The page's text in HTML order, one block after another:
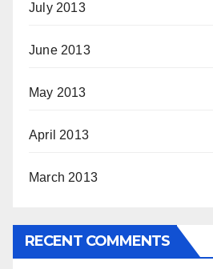
July 2013
June 2013
May 2013
April 2013
March 2013
RECENT COMMENTS